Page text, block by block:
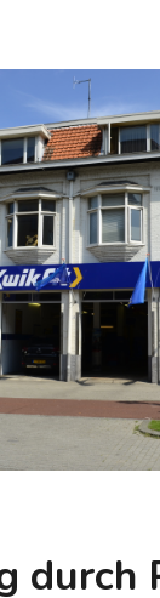
durch